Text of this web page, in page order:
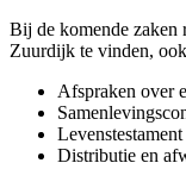
Bij de komende zaken
Zuurdijk te vinden,
Afspraken over
Distributie en